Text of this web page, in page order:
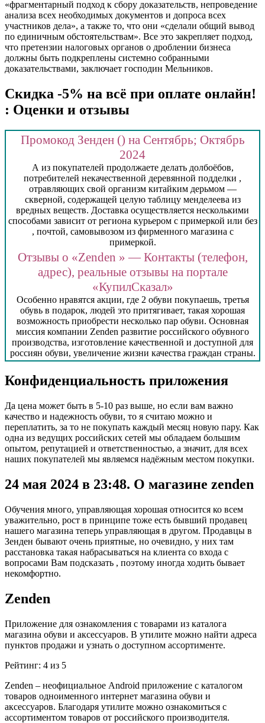
«фрагментарный подход к сбору доказательств, непроведение
анализа всех необходимых документов и допроса всех
участников дела», а также то, что они «сделали общий вывод
по единичным обстоятельствам». Все это закрепляет подход,
что претензии налоговых органов о дроблении бизнеса
должны быть подкреплены системно собранными
доказательствами, заключает господин Мельников.
Скидка -5% на всё при оплате онлайн!
: Оценки и отзывы
Промокод Зенден () на Сентябрь; Октябрь
2024
А из покупателей продолжаете делать долбоёбов,
потребителей некачественной деревянной подделки ,
отравляющих свой организм китайким дерьмом —
скверной, содержащей целую таблицу менделеева из
вредных веществ. Доставка осуществляется несколькими
способами зависит от региона курьером с примеркой или без
, почтой, самовывозом из фирменного магазина с
примеркой.
Отзывы о «Zenden » — Контакты (телефон,
адрес), реальные отзывы на портале
«КупилCказал»
Особенно нравятся акции, где 2 обуви покупаешь, третья
обувь в подарок, людей это притягивает, такая хорошая
возможность приобрести несколько пар обуви. Основная
миссия компании Zenden развитие российского обувного
производства, изготовление качественной и доступной для
россиян обуви, увеличение жизни качества граждан страны.
Конфиденциальность приложения
Да цена может быть в 5-10 раз выше, но если вам важно
качество и надежность обуви, то я считаю можно и
переплатить, за то не покупать каждый месяц новую пару. Как
одна из ведущих российских сетей мы обладаем большим
опытом, репутацией и ответственностью, а значит, для всех
наших покупателей мы являемся надёжным местом покупки.
24 мая 2024 в 23:48. О магазине zenden
Обучения много, управляющая хорошая относится ко всем
уважительно, рост в принципе тоже есть бывший продавец
нашего магазина теперь управляющая в другом. Продавцы в
Зенден бывают очень приятные, но очевидно, у них там
расстановка такая набрасываться на клиента со входа с
вопросами Вам подсказать , поэтому иногда ходить бывает
некомфортно.
Zenden
Приложение для ознакомления с товарами из каталога
магазина обуви и аксессуаров. В утилите можно найти адреса
пунктов продажи и узнать о доступном ассортименте.
Рейтинг: 4 из 5
Zenden – неофициальное Android приложение с каталогом
товаров одноименного интернет магазина обуви и
аксессуаров. Благодаря утилите можно ознакомиться с
ассортиментом товаров от российского производителя.